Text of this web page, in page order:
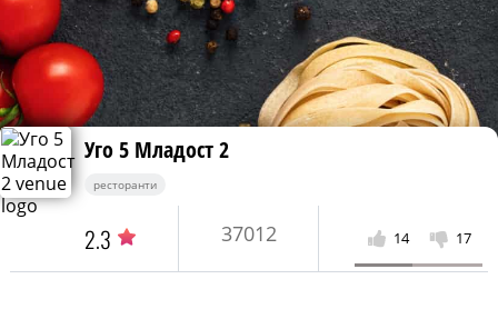
Уго 5 Младост 2
ресторанти
2.3 37012 14 17